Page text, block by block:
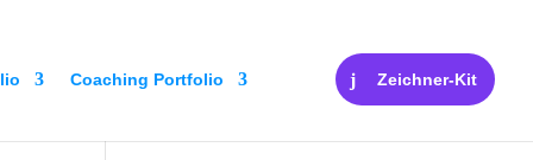
Coaching Portfolio Zeichner-Kit